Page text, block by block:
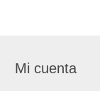
Mi cuenta